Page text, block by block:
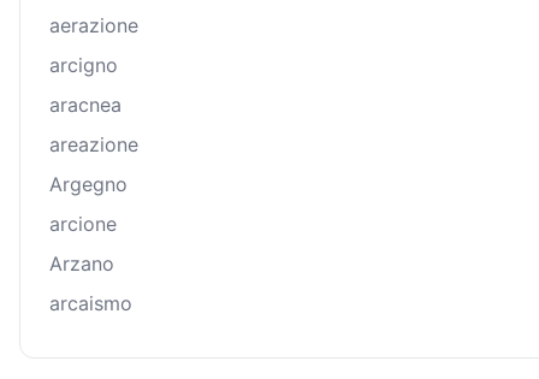
aerazione
arcigno
aracnea
areazione
Argegno
arcione
Arzano
arcaismo